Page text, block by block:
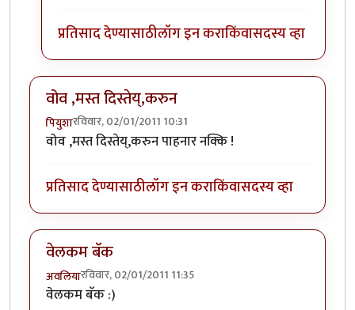
प्रतिसाद देण्यासाठीलॉग इन कराकिंवासदस्य व्हा
वोव ,मस्त दिस्तेय्,करुन
पियुशारविवार, 02/01/2011 10:31
वोव ,मस्त दिस्तेय्,करुन पाहनार नक्कि !
प्रतिसाद देण्यासाठीलॉग इन कराकिंवासदस्य व्हा
वेलकम बॅक
अवलियारविवार, 02/01/2011 11:35
वेलकम बॅक :)